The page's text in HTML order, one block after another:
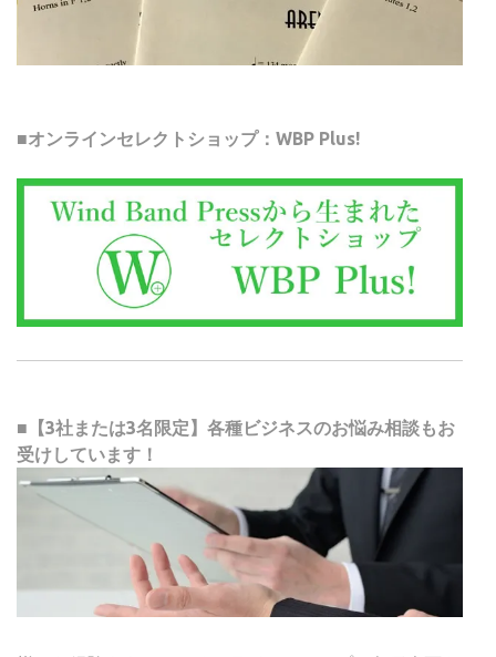
■オンラインセレクトショップ：WBP Plus!
■【3社または3名限定】各種ビジネスのお悩み相談もお
受けしています！